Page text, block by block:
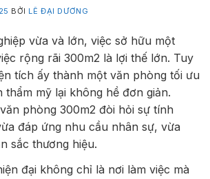
BỞI LÊ ĐẠI DƯƠNG
vừa và lớn, việc sở hữu một
rộng rãi 300m2 là lợi thế lớn. Tuy
tích ấy thành một văn phòng tối ưu
thẩm mỹ lại không hề đơn giản.
phòng 300m2 đòi hỏi sự tính
đáp ứng nhu cầu nhân sự, vừa
sắc thương hiệu.
đại không chỉ là nơi làm việc mà